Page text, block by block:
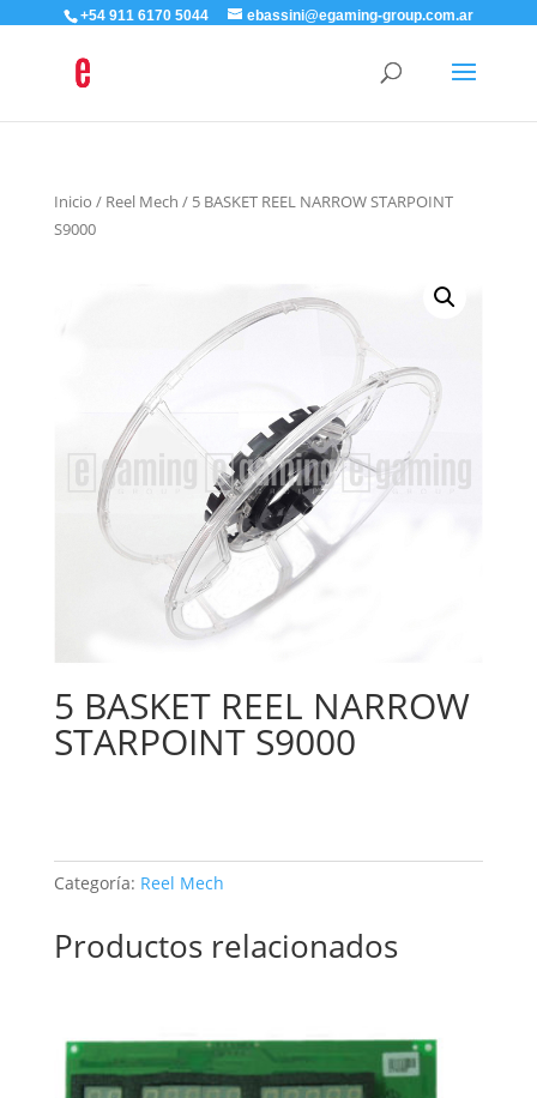
+54 911 6170 5044 ebassini@egaming-group.com.ar
Inicio / Reel Mech / 5 BASKET REEL NARROW STARPOINT
S9000
5 BASKET REEL NARROW
STARPOINT S9000
Categoría: Reel Mech
Productos relacionados